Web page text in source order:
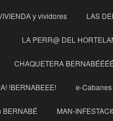
y vividores LAS
LA PERR@ DEL
CHAQUETERA
!BERNABEEE! e-Cabanes
BERNABÉ MAN-